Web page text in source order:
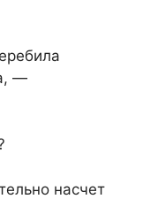
—
насчет